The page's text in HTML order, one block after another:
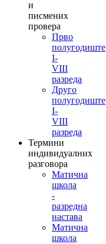
и
писмених
провера
Прво
полугодиште
I-
VIII
разреда
Друго
полугодиште
I-
VIII
разреда
Термини
индивидуалних
разговора
Матична
школа
-
разредна
настава
Матична
школа